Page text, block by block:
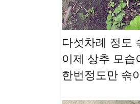
다섯차례 정도
이제 상추 모습
한번정도만 솎